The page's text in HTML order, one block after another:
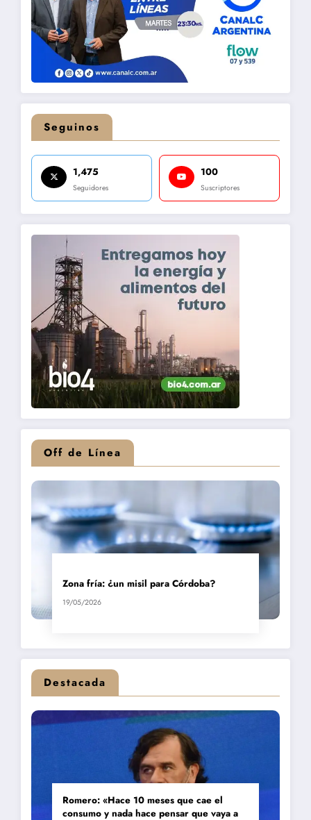
Seguinos
1,475
Seguidores
100
Suscriptores
Off de Línea
Zona fría: ¿un misil para Córdoba?
19/05/2026
Destacada
Romero: «Hace 10 meses que cae el
consumo y nada hace pensar que vaya a